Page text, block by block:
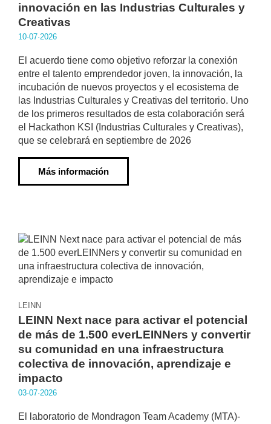
innovación en las Industrias Culturales y
Creativas
10·07·2026
El acuerdo tiene como objetivo reforzar la conexión
entre el talento emprendedor joven, la innovación, la
incubación de nuevos proyectos y el ecosistema de
las Industrias Culturales y Creativas del territorio. Uno
de los primeros resultados de esta colaboración será
el Hackathon KSI (Industrias Culturales y Creativas),
que se celebrará en septiembre de 2026
Más información
LEINN
LEINN Next nace para activar el potencial
de más de 1.500 everLEINNers y convertir
su comunidad en una infraestructura
colectiva de innovación, aprendizaje e
impacto
03·07·2026
El laboratorio de Mondragon Team Academy (MTA)-